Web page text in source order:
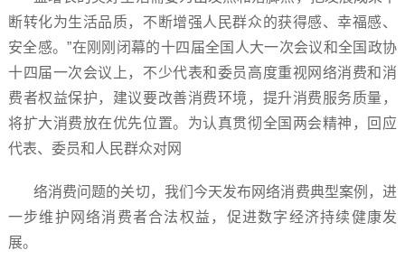
断转化为生活品质，不断增强人民群众的获得感、幸福感、
安全感。”在刚刚闭幕的十四届全国人大一次会议和全国政协
十四届一次会议上，不少代表和委员高度重视网络消费和消
费者权益保护，建议要改善消费环境，提升消费服务质量，
将扩大消费放在优先位置。为认真贯彻全国两会精神，回应
代表、委员和人民群众对网
络消费问题的关切，我们今天发布网络消费典型案例，进
一步维护网络消费者合法权益，促进数字经济持续健康发
展。